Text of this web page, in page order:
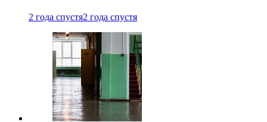
2 года спустя2 года спустя